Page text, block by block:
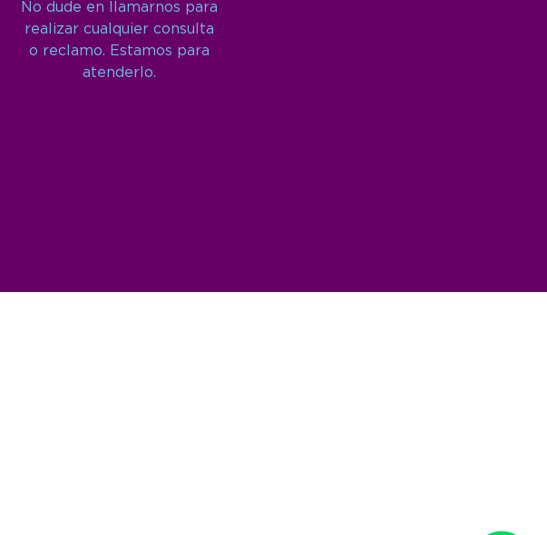
No dude en llamarnos para
realizar cualquier consulta
o reclamo. Estamos para
atenderlo.